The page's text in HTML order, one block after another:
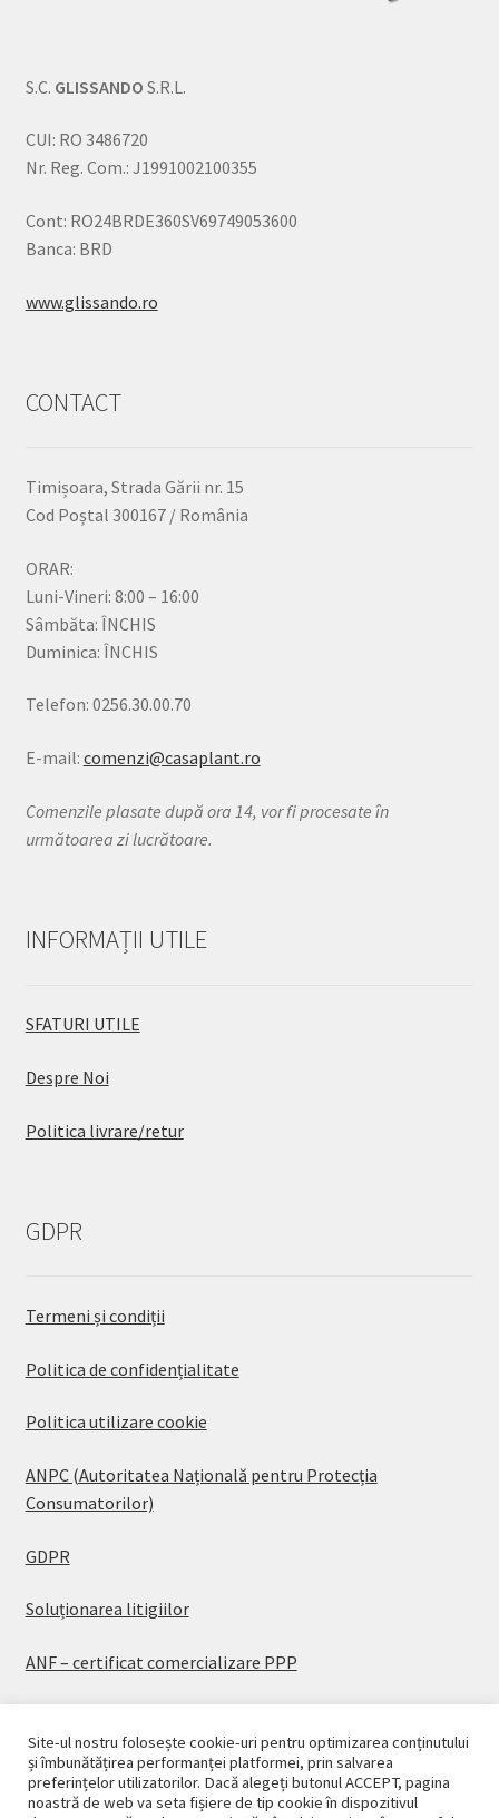
S.C. GLISSANDO S.R.L.
CUI: RO 3486720
Nr. Reg. Com.: J1991002100355
Cont: RO24BRDE360SV69749053600
Banca: BRD
www.glissando.ro
CONTACT
Timișoara, Strada Gării nr. 15
Cod Poștal 300167 / România
ORAR:
Luni-Vineri: 8:00 – 16:00
Sâmbăta: ÎNCHIS
Duminica: ÎNCHIS
Telefon: 0256.30.00.70
E-mail: comenzi@casaplant.ro
Comenzile plasate după ora 14, vor fi procesate în
următoarea zi lucrătoare.
INFORMAȚII UTILE
SFATURI UTILE
Despre Noi
Politica livrare/retur
GDPR
Termeni și condiții
Politica de confidențialitate
Politica utilizare cookie
ANPC (Autoritatea Națională pentru Protecția
Consumatorilor)
GDPR
Soluționarea litigiilor
ANF – certificat comercializare PPP
© CASAPLANT 2026
Site-ul nostru folosește cookie-uri pentru optimizarea conținutului
și îmbunătățirea performanței platformei, prin salvarea
preferințelor utilizatorilor. Dacă alegeți butonul ACCEPT, pagina
noastră de web va seta fișiere de tip cookie în dispozitivul